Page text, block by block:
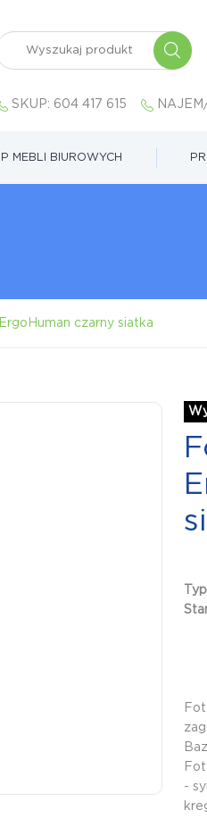
SKUP: 604 417 615
MEBLI BIUROWYCH
czarny siatka
-